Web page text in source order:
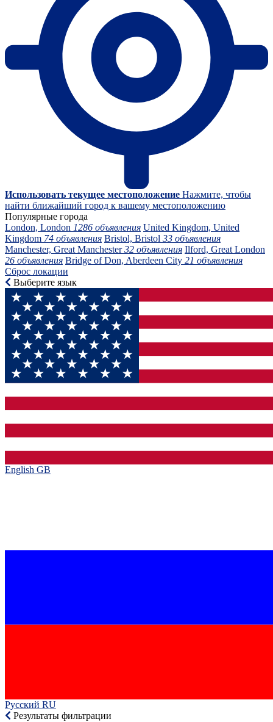
Использовать текущее местоположение Нажмите, чтобы
найти ближайший город к вашему местоположению
Популярные города
London, London 1286 объявления United Kingdom, United
Kingdom 74 объявления Bristol, Bristol 33 объявления
Manchester, Great Manchester32 объявления Ilford, Great London
26 объявления Bridge of Don, Aberdeen City 21 объявления
Сброс локации
Выберите язык
English GB‎
Русский RU‎
Результаты фильтрации